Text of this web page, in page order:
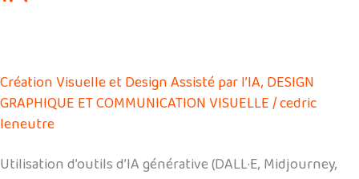
Création Visuelle et Design Assisté par l’IA, DESIGN
GRAPHIQUE ET COMMUNICATION VISUELLE/cedric
leneutre
Utilisation d’outils d’IA générative (DALL·E, Midjourney,